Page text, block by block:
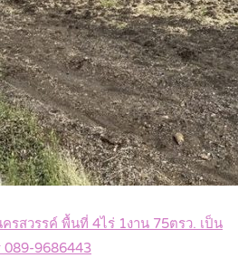
รสวรรค์ พื้นที่ 4ไร่ 1งาน 75ตรว. เป็น
089-9686443